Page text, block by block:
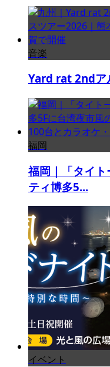
音楽
Yard rat 2nd
福岡
福岡｜「タイ
ティ博多5...
イベント